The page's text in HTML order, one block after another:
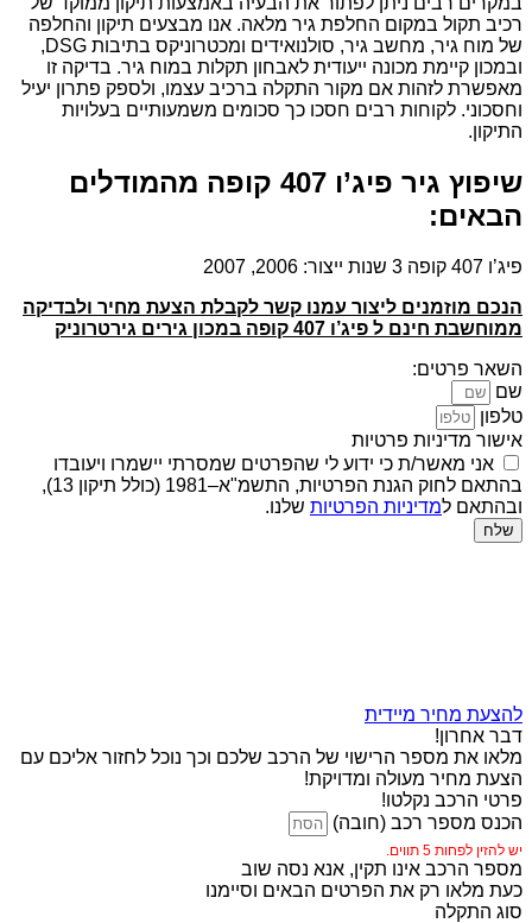
רכיב תקול במקום החלפת גיר מלאה. אנו מבצעים תיקון והחלפה
של מוח גיר, מחשב גיר, סולנואידים ומכטרוניקס בתיבות DSG,
ובמכון קיימת מכונה ייעודית לאבחון תקלות במוח גיר. בדיקה זו
מאפשרת לזהות אם מקור התקלה ברכיב עצמו, ולספק פתרון יעיל
וחסכוני. לקוחות רבים חסכו כך סכומים משמעותיים בעלויות
התיקון.
שיפוץ גיר פיג’ו 407 קופה מהמודלים
הבאים:
פיג’ו 407 קופה 3 שנות ייצור: 2006, 2007
הנכם מוזמנים ליצור עמנו קשר לקבלת הצעת מחיר ולבדיקה
ממוחשבת חינם ל פיג’ו 407 קופה במכון גירים גירטרוניק
השאר פרטים:
שם
טלפון
אישור מדיניות פרטיות
אני מאשר/ת כי ידוע לי שהפרטים שמסרתי יישמרו ויעובדו
בהתאם לחוק הגנת הפרטיות, התשמ"א–1981 (כולל תיקון 13),
ובהתאם למדיניות הפרטיות שלנו.
שלח
להצעת מחיר מיידית
דבר אחרון!
מלאו את מספר הרישוי של הרכב שלכם וכך נוכל לחזור אליכם עם
הצעת מחיר מעולה ומדויקת!
פרטי הרכב נקלטו!
הכנס מספר רכב (חובה)
יש להזין לפחות 5 תווים.
מספר הרכב אינו תקין, אנא נסה שוב
כעת מלאו רק את הפרטים הבאים וסיימנו
סוג התקלה